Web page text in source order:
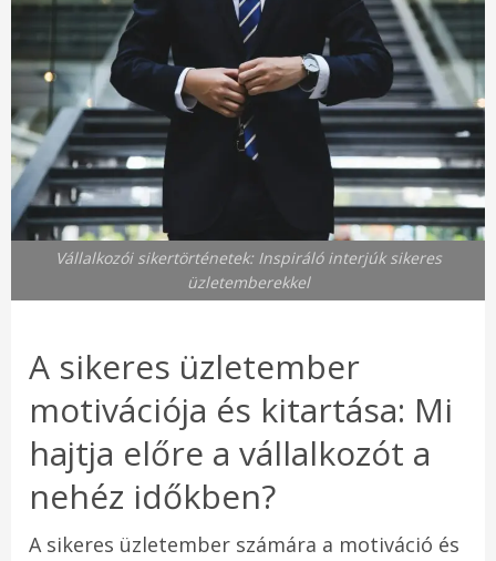
Vállalkozói sikertörténetek: Inspiráló interjúk sikeres
üzletemberekkel
A sikeres üzletember
motivációja és kitartása: Mi
hajtja előre a vállalkozót a
nehéz időkben?
A sikeres üzletember számára a motiváció és